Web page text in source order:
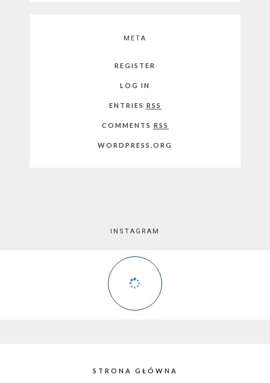
META
REGISTER
LOG IN
ENTRIES RSS
COMMENTS RSS
WORDPRESS.ORG
INSTAGRAM
STRONA GŁÓWNA